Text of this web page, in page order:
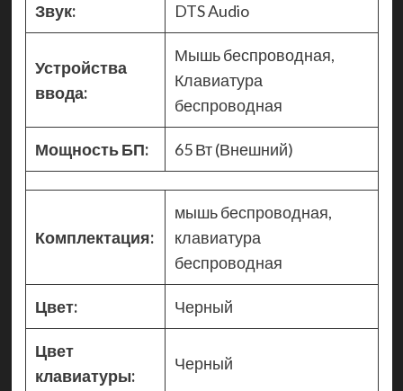
Звук: DTS Audio
Устройства
ввода:
Мышь беспроводная,
Клавиатура
беспроводная
Мощность БП: 65 Вт (Внешний)
Комплектация:
мышь беспроводная,
клавиатура
беспроводная
Цвет: Черный
Цвет
клавиатуры:
Черный